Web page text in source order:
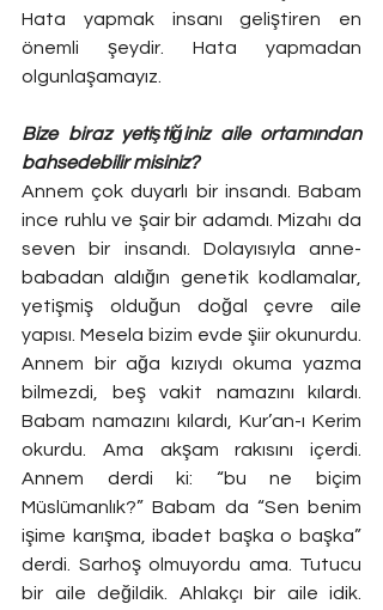
Hata yapmak insanı geliştiren en
önemli şeydir. Hata yapmadan
olgunlaşamayız.
Bize biraz yetiştiğiniz aile ortamından
bahsedebilir misiniz?
Annem çok duyarlı bir insandı. Babam
ince ruhlu ve şair bir adamdı. Mizahı da
seven bir insandı. Dolayısıyla anne-
babadan aldığın genetik kodlamalar,
yetişmiş olduğun doğal çevre aile
yapısı. Mesela bizim evde şiir okunurdu.
Annem bir ağa kızıydı okuma yazma
bilmezdi, beş vakit namazını kılardı.
Babam namazını kılardı, Kur’an-ı Kerim
okurdu. Ama akşam rakısını içerdi.
Annem derdi ki: “bu ne biçim
Müslümanlık?” Babam da “Sen benim
işime karışma, ibadet başka o başka”
derdi. Sarhoş olmuyordu ama. Tutucu
bir aile değildik. Ahlakçı bir aile idik.